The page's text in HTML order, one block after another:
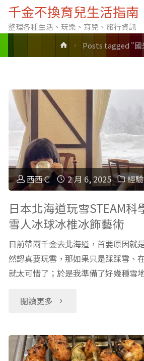
千金不換育兒生活指南
整理各種生活、玩樂、育兒、旅行資訊
標籤: 國外旅行
HomePosts tagged "國
西西Ｃ 2 月 6, 2025 經
日本北海道玩雪STEAM科
雪人冰球冰椎冰飾藝術
日前帶兩千金去北海道，首要原因就
然認真要玩雪，那如果只是踩踩雪、
就太可惜了；於是我準備了好幾種雪
閱讀更多
"日
北